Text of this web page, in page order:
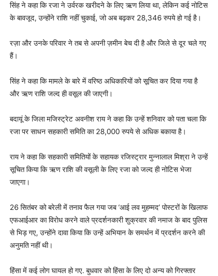
सिंह ने कहा कि रजा ने उर्वरक खरीदने के लिए ऋण लिया था, लेकिन कई नोटिस
के बावजूद, उन्होंने राशि नहीं चुकाई, जो अब बढ़कर 28,346 रुपये हो गई है।
रज़ा और उनके परिवार ने तब से अपनी ज़मीन बेच दी है और जिले से दूर चले गए
हैं।
सिंह ने कहा कि मामले के बारे में वरिष्ठ अधिकारियों को सूचित कर दिया गया है
और ऋण राशि जल्द ही वसूल की जाएगी।
बदायूं के जिला मजिस्ट्रेट अवनीश राय ने कहा कि उन्हें शनिवार को पता चला कि
रजा पर साधन सहकारी समिति का 28,000 रुपये से अधिक बकाया है।
राय ने कहा कि सहकारी समितियों के सहायक रजिस्ट्रार मुन्नालाल मिश्रा ने उन्हें
सूचित किया कि ऋण राशि की वसूली के लिए रजा को जल्द ही नोटिस भेजा
जाएगा।
26 सितंबर को बरेली में तनाव फैल गया जब ‘आई लव मुहम्मद’ पोस्टरों के खिलाफ
एफआईआर का विरोध करने वाले प्रदर्शनकारी शुक्रवार की नमाज के बाद पुलिस
से भिड़ गए, उन्होंने दावा किया कि उन्हें अभियान के समर्थन में प्रदर्शन करने की
अनुमति नहीं थी।
हिंसा में कई लोग घायल हो गए. बुधवार को हिंसा के लिए दो अन्य को गिरफ्तार